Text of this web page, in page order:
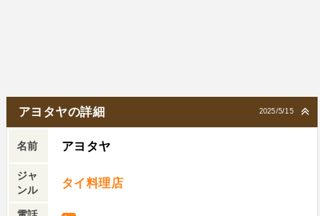
2025/5/15
アヨタヤの詳細
名前 アヨタヤ
ジャ
ンル
タイ料理店